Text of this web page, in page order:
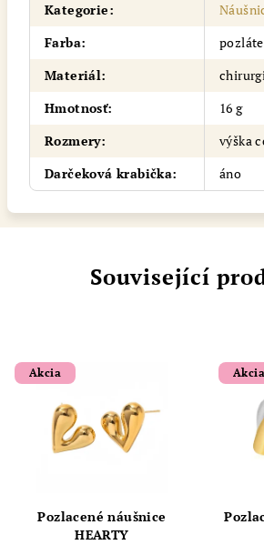
Kategorie:
Farba:
Materiál:
Hmotnosť:
16 g
Rozmery:
výška
Darčeková krabička: áno
Související
Akcia
Pozlacené náušnice
HEARTY
Akcia